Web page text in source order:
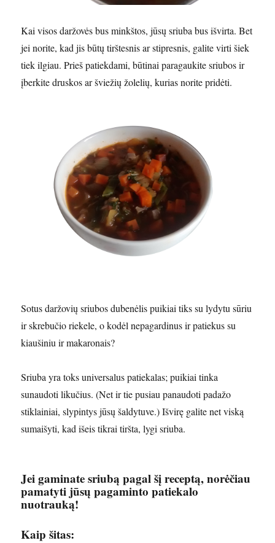
Kai visos daržovės bus minkštos, jūsų sriuba bus išvirta. Bet
jei norite, kad jis būtų tirštesnis ar stipresnis, galite virti šiek
tiek ilgiau. Prieš patiekdami, būtinai paragaukite sriubos ir
įberkite druskos ar šviežių žolelių, kurias norite pridėti.
Sotus daržovių sriubos dubenėlis puikiai tiks su lydytu sūriu
ir skrebučio riekele, o kodėl nepagardinus ir patiekus su
kiaušiniu ir makaronais?
Sriuba yra toks universalus patiekalas; puikiai tinka
sunaudoti likučius. (Net ir tie pusiau panaudoti padažo
stiklainiai, slypintys jūsų šaldytuve.) Išvirę galite net viską
sumaišyti, kad išeis tikrai tiršta, lygi sriuba.
Jei gaminate sriubą pagal šį receptą, norėčiau
pamatyti jūsų pagaminto patiekalo
nuotrauką!
Kaip šitas: